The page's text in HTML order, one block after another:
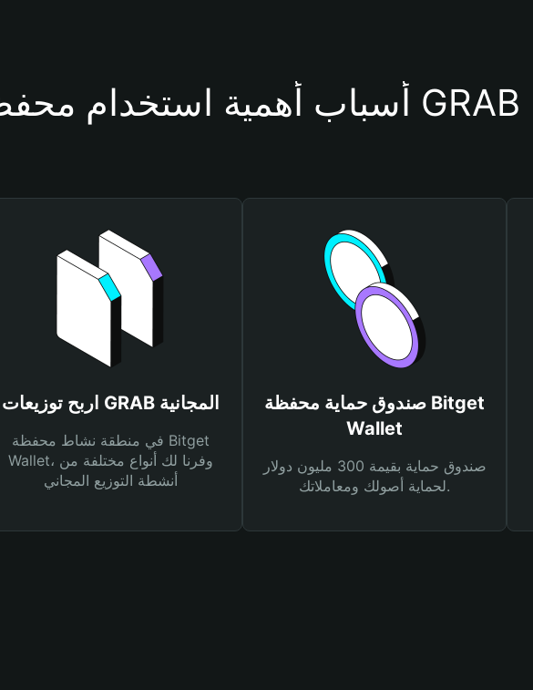
أسباب أهمية استخدام محفظة GRAB
اربح توزيعات GRAB المجانية
في منطقة نشاط محفظة Bitget
Wallet، وفرنا لك أنواع مختلفة من
أنشطة التوزيع المجاني
صندوق حماية محفظة Bitget
Wallet
صندوق حماية بقيمة 300 مليون دولار
لحماية أصولك ومعاملاتك.